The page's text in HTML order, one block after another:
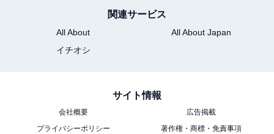
関連サービス
All About
All About Japan
イチオシ
サイト情報
会社概要
広告掲載
プライバシーポリシー
著作権・商標・免責事項